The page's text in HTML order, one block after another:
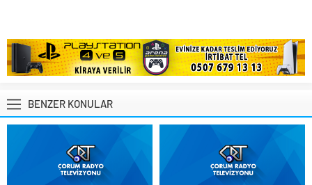
BENZER KONULAR